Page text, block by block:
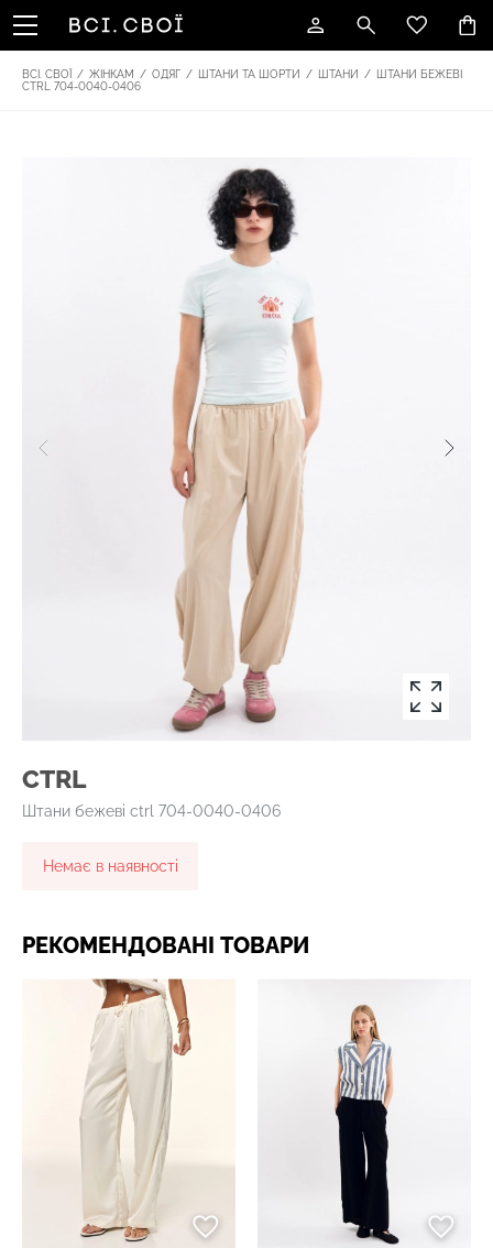
ВСІ. СВОЇ / ЖІНКАМ / ОДЯГ / ШТАНИ ТА ШОРТИ / ШТАНИ /
ШТАНИ БЕЖЕВІ
CTRL 704-0040-0406
CTRL
Штани бежеві ctrl 704-0040-0406
Немає в наявності
РЕКОМЕНДОВАНІ ТОВАРИ